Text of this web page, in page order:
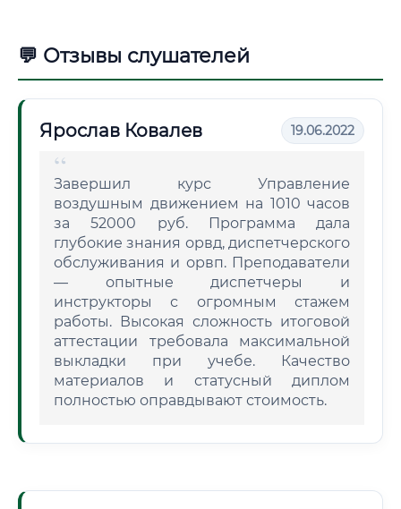
💬 Отзывы слушателей
Ярослав Ковалев 19.06.2022
Завершил курс Управление
воздушным движением на 1010 часов
за 52000 руб. Программа дала
глубокие знания орвд, диспетчерского
обслуживания и орвп. Преподаватели
— опытные диспетчеры и
инструкторы с огромным стажем
работы. Высокая сложность итоговой
аттестации требовала максимальной
выкладки при учебе. Качество
материалов и статусный диплом
полностью оправдывают стоимость.